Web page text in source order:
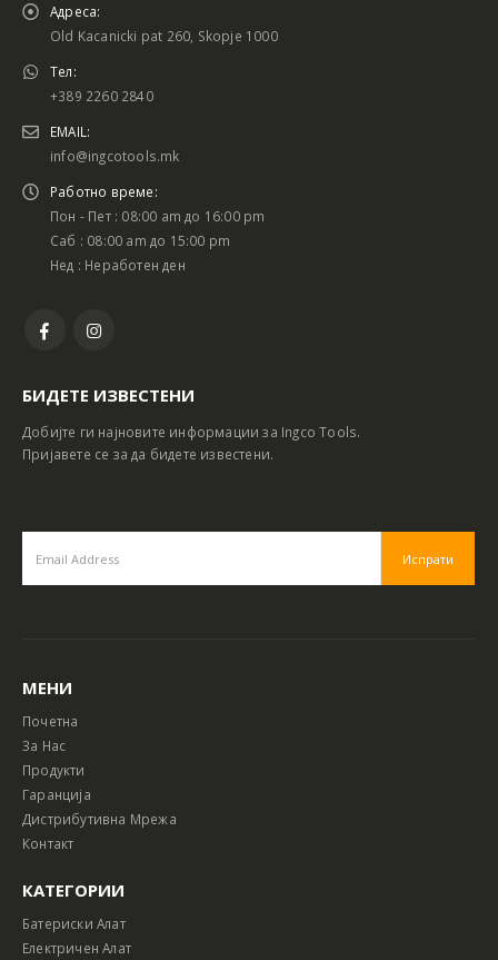
Адреса:
Old Kacanicki pat 260, Skopje 1000
Тел:
+389 2260 2840
EMAIL:
info@ingcotools.mk
Работно време:
Пон - Пет : 08:00 am до 16:00 pm
Саб : 08:00 am до 15:00 pm
Нед : Неработен ден
БИДЕТЕ ИЗВЕСТЕНИ
Добијте ги најновите информации за Ingco Tools.
Пријавете се за да бидете известени.
МЕНИ
Почетна
За Нас
Продукти
Гаранција
Дистрибутивна Мрежа
Контакт
КАТЕГОРИИ
Батериски Алат
Електричен Алат